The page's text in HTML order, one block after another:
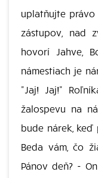
uplatňujte právo
zástupov, nad
hovorí Jahve,
námestiach je
"Jaj! Jaj!"
žalospevu na
bude nárek, keď
Beda vám, čo
Pánov deň? -